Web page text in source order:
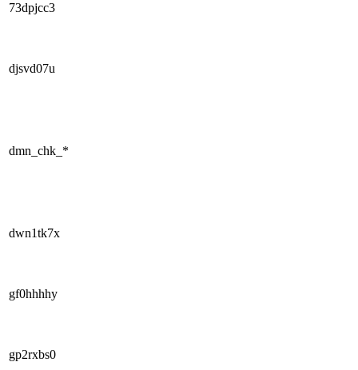
73dpjcc3
djsvd07u
dmn_chk_*
dwn1tk7x
gf0hhhhy
gp2rxbs0